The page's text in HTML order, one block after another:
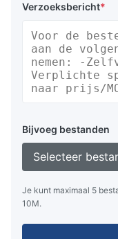
Verzoeksbericht*
Bijvoeg bestanden
Selecteer
Je kunt maximaal 5
10M.